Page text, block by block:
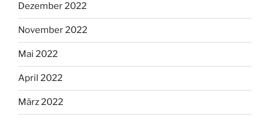
Dezember 2022
November 2022
Mai 2022
April 2022
März 2022